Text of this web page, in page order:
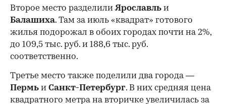
Второе место разделилиЯрославль и
Балашиха. Там за июль «квадрат» готового
жилья подорожал в обоих городах почти на 2%,
до 109,5 тыс. руб. и 188,6 тыс. руб.
соответственно.
Третье место также поделили два города —
Пермь и Санкт-Петербург. В них средняя цена
квадратного метра на вторичке увеличилась за